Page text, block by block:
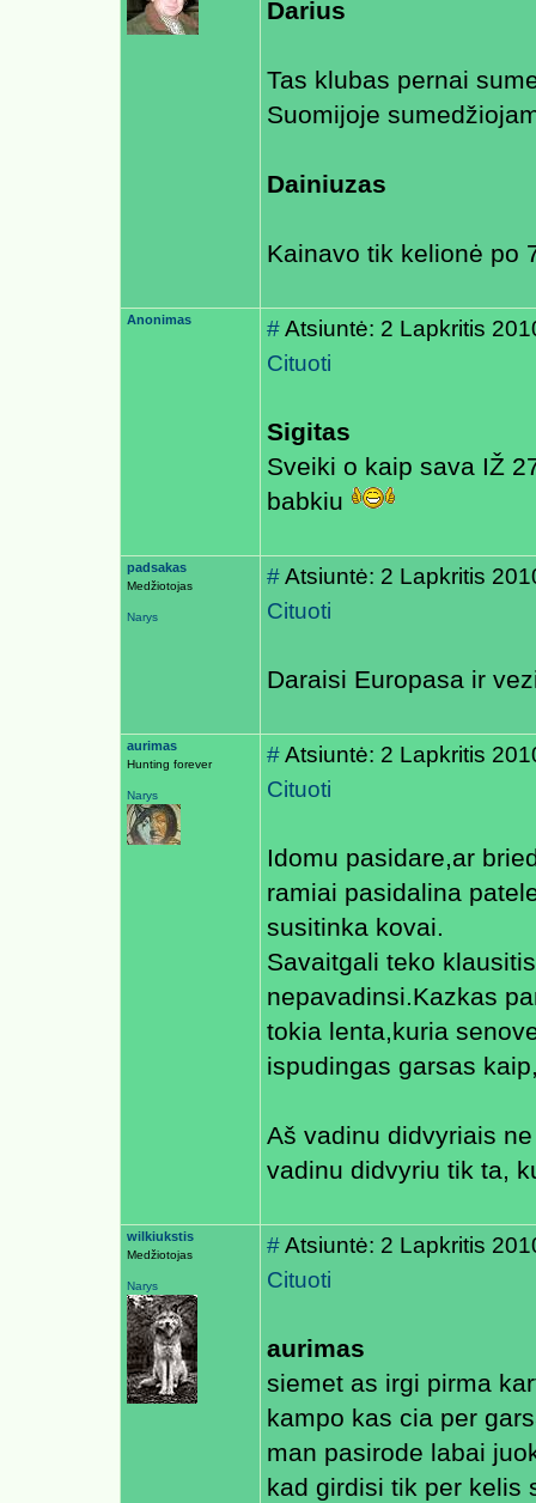
Darius
Tas klubas pernai
Suomijoje
Dainiuzas
Kainavo tik kelionė po
Anonimas #Atsiuntė: 2 Lapkritis
Cituoti
Sigitas
Sveiki o kaip sava IŽ
babkiu
padsakas
Medžiotojas
Narys
#Atsiuntė: 2 Lapkritis
Cituoti
Daraisi Europasa ir
aurimas
Hunting forever
Narys
#Atsiuntė: 2 Lapkritis
Cituoti
Idomu pasidare,ar
ramiai pasidalina
susitinka kovai.
Savaitgali teko
nepavadinsi.Kazkas
tokia lenta,kuria
ispudingas garsas
Aš vadinu didvyriais
vadinu didvyriu tik ta,
wilkiukstis
Medžiotojas
Narys
#Atsiuntė: 2 Lapkritis
Cituoti
aurimas
siemet as irgi pirma
kampo kas cia per
man pasirode labai
kad girdisi tik per kelis